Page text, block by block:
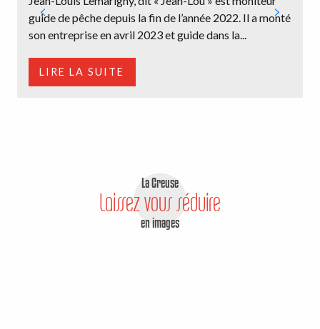
guide de pêche depuis la fin de l’année 2022. Il a monté
son entreprise en avril 2023 et guide dans la...
LIRE LA SUITE
La Creuse
Laissez vous séduire
en images